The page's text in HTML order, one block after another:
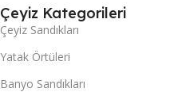
Çeyiz Kategorileri
Çeyiz Sandıkları
Yatak Örtüleri
Banyo Sandıkları